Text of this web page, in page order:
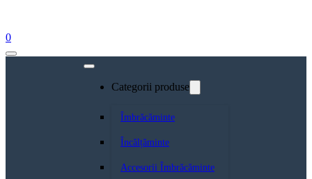
0
Categorii produse
Îmbrăcăminte
Încălțăminte
Accesorii Îmbrăcăminte